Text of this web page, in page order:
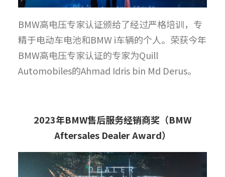
BMW高电压专家认证颁给了经过严格培训，专
精于电动车电池和BMW i车辆的个人。荣获今年
BMW高电压专家认证的专家为Quill
Automobiles的Ahmad Idris bin Md Derus。
2023年BMW售后服务经销商奖（BMW
Aftersales Dealer Award）